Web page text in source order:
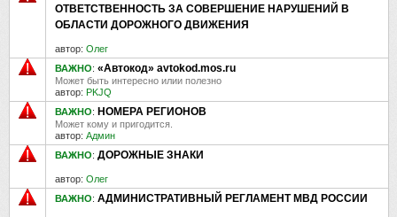
ОТВЕТСТВЕННОСТЬ ЗА СОВЕРШЕНИЕ НАРУШЕНИЙ В
ОБЛАСТИ ДОРОЖНОГО ДВИЖЕНИЯ
автор: Олег
ВАЖНО: «Автокод» avtokod.mos.ru
Может быть интересно илии полезно
автор: PKJQ
ВАЖНО: НОМЕРА РЕГИОНОВ
Может кому и пригодится.
автор: Админ
ВАЖНО: ДОРОЖНЫЕ ЗНАКИ
автор: Олег
ВАЖНО: АДМИНИСТРАТИВНЫЙ РЕГЛАМЕНТ МВД РОССИИ